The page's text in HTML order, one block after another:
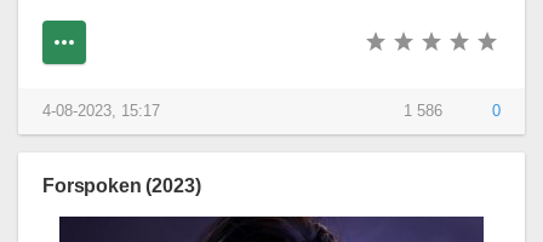
1 586 0
4-08-2023, 15:17
Forspoken (2023)